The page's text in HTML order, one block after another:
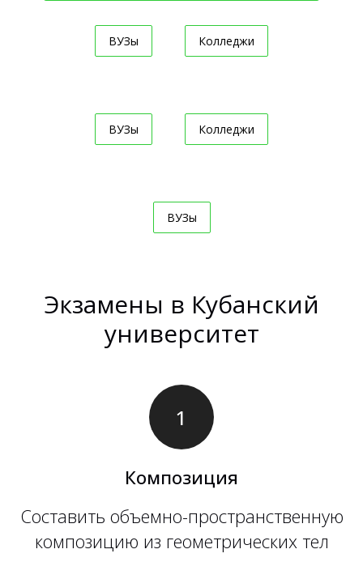
ВУЗы Колледжи
ВУЗы Колледжи
ВУЗы
Экзамены в Кубанский
университет
Композиция
Составить объемно-пространственную
композицию из геометрических тел